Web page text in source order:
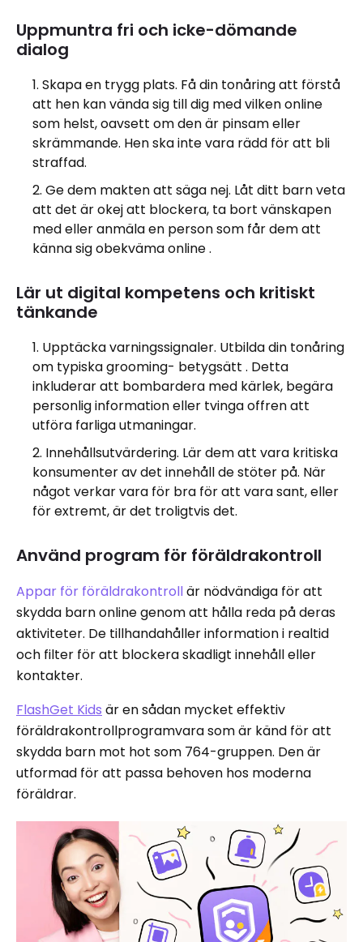
Uppmuntra fri och icke-dömande
dialog
Skapa en trygg plats. Få din tonåring att förstå
att hen kan vända sig till dig med vilken online
som helst, oavsett om den är pinsam eller
skrämmande. Hen ska inte vara rädd för att bli
straffad.
Ge dem makten att säga nej. Låt ditt barn veta
att det är okej att blockera, ta bort vänskapen
med eller anmäla en person som får dem att
känna sig obekväma online .
Lär ut digital kompetens och kritiskt
tänkande
Upptäcka varningssignaler. Utbilda din tonåring
om typiska grooming- betygsätt . Detta
inkluderar att bombardera med kärlek, begära
personlig information eller tvinga offren att
utföra farliga utmaningar.
Innehållsutvärdering. Lär dem att vara kritiska
konsumenter av det innehåll de stöter på. När
något verkar vara för bra för att vara sant, eller
för extremt, är det troligtvis det.
Använd program för föräldrakontroll
Appar för föräldrakontrollär nödvändiga för att
skydda barn online genom att hålla reda på deras
aktiviteter. De tillhandahåller information i realtid
och filter för att blockera skadligt innehåll eller
kontakter.
FlashGet Kids är en sådan mycket effektiv
föräldrakontrollprogramvara som är känd för att
skydda barn mot hot som 764-gruppen. Den är
utformad för att passa behoven hos moderna
föräldrar.